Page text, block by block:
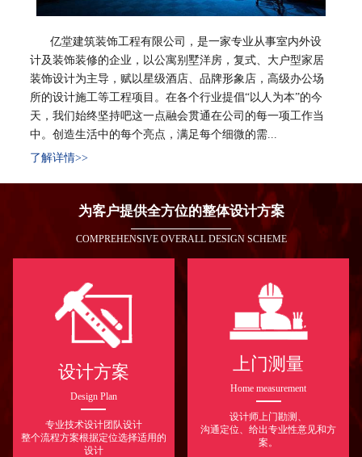
亿堂建筑装饰工程有限公司，是一家专业从事室内外设
计及装饰装修的企业，以公寓别墅洋房，复式、大户型家居
装饰设计为主导，赋以星级酒店、品牌形象店，高级办公场
所的设计施工等工程项目。在各个行业提倡“以人为本”的今
天，我们始终坚持吧这一点融会贯通在公司的每一项工作当
中。创造生活中的每个亮点，满足每个细微的需...
了解详情>>
为客户提供全方位的整体设计方案
COMPREHENSIVE OVERALL DESIGN SCHEME
设计方案
Design Plan
专业技术设计团队设计
整个流程方案根据定位选择适用的
设计
上门测量
Home measurement
设计师上门勘测、
沟通定位、给出专业性意见和方
案。